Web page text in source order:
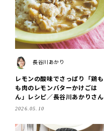
長谷川あかり
レモンの酸味でさっぱり「鶏も
も肉のレモンバターかけごは
ん」レシピ／長谷川あかりさん
2026.05.10